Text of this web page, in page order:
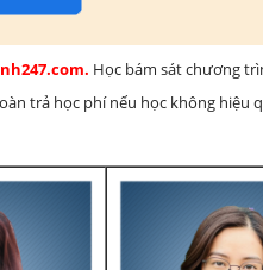
Học bám sát chương
trả học phí nếu học không hiệu